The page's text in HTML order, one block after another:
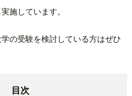
実施しています。
の受験を検討している方はぜひ
目次